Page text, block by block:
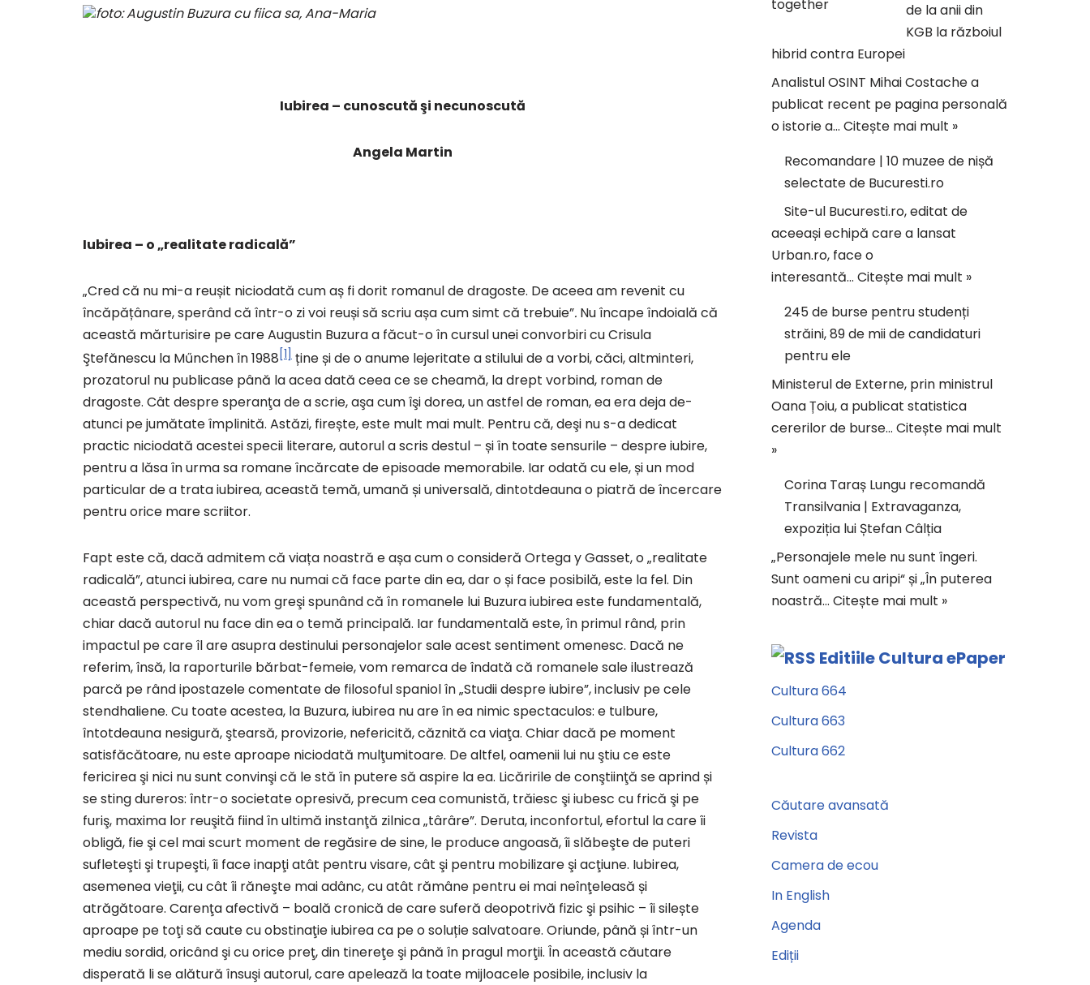
foto: Augustin Buzura cu fiica sa, Ana-Maria
Iubirea – cunoscută şi necunoscută
Angela Martin
Iubirea – o „realitate radicală”
„Cred că nu mi-a reușit niciodată cum aș fi dorit romanul de dragoste. De aceea am revenit cu
încăpățânare, sperând că într-o zi voi reuși să scriu așa cum simt că trebuie”. Nu încape îndoială că
această mărturisire pe care Augustin Buzura a făcut-o în cursul unei convorbiri cu Crisula
Ştefănescu la Műnchen în 1988 [1] ține și de o anume lejeritate a stilului de a vorbi, căci, altminteri,
prozatorul nu publicase până la acea dată ceea ce se cheamă, la drept vorbind, roman de
dragoste. Cât despre speranţa de a scrie, aşa cum îşi dorea, un astfel de roman, ea era deja de-
atunci pe jumătate împlinită. Astăzi, firește, este mult mai mult. Pentru că, deşi nu s-a dedicat
practic niciodată acestei specii literare, autorul a scris destul – și în toate sensurile – despre iubire,
pentru a lăsa în urma sa romane încărcate de episoade memorabile. Iar odată cu ele, și un mod
particular de a trata iubirea, această temă, umană și universală, dintotdeauna o piatră de încercare
pentru orice mare scriitor.
Fapt este că, dacă admitem că viața noastră e așa cum o consideră Ortega y Gasset, o „realitate
radicală”, atunci iubirea, care nu numai că face parte din ea, dar o și face posibilă, este la fel. Din
această perspectivă, nu vom greşi spunând că în romanele lui Buzura iubirea este fundamentală,
chiar dacă autorul nu face din ea o temă principală. Iar fundamentală este, în primul rând, prin
impactul pe care îl are asupra destinului personajelor sale acest sentiment omenesc. Dacă ne
referim, însă, la raporturile bărbat-femeie, vom remarca de îndată că romanele sale ilustrează
parcă pe rând ipostazele comentate de filosoful spaniol în „Studii despre iubire”, inclusiv pe cele
stendhaliene. Cu toate acestea, la Buzura, iubirea nu are în ea nimic spectaculos: e tulbure,
întotdeauna nesigură, ştearsă, provizorie, nefericită, căznită ca viaţa. Chiar dacă pe moment
satisfăcătoare, nu este aproape niciodată mulţumitoare. De altfel, oamenii lui nu ştiu ce este
fericirea şi nici nu sunt convinşi că le stă în putere să aspire la ea. Licăririle de conştiinţă se aprind și
se sting dureros: într-o societate opresivă, precum cea comunistă, trăiesc şi iubesc cu frică şi pe
furiş, maxima lor reuşită fiind în ultimă instanţă zilnica „târâre”. Deruta, inconfortul, efortul la care îi
obligă, fie şi cel mai scurt moment de regăsire de sine, le produce angoasă, îi slăbeşte de puteri
sufleteşti şi trupeşti, îi face inapţi atât pentru visare, cât şi pentru mobilizare şi acţiune. Iubirea,
asemenea vieţii, cu cât îi răneşte mai adânc, cu atât rămâne pentru ei mai neînţeleasă și
atrăgătoare. Carenţa afectivă – boală cronică de care suferă deopotrivă fizic şi psihic – îi silește
aproape pe toţi să caute cu obstinaţie iubirea ca pe o soluție salvatoare. Oriunde, până și într-un
mediu sordid, oricând şi cu orice preţ, din tinereţe şi până în pragul morţii. În această căutare
disperată li se alătură însuşi autorul, care apelează la toate mijloacele posibile, inclusiv la
de la anii din
KGB la războiul
hibrid contra Europei
Analistul OSINT Mihai Costache a
publicat recent pe pagina personală
o istorie a… Citește mai mult »
Recomandare | 10 muzee de nișă
selectate de Bucuresti.ro
Site-ul Bucuresti.ro, editat de
aceeași echipă care a lansat
Urban.ro, face o
interesantă… Citește mai mult »
245 de burse pentru studenți
străini, 89 de mii de candidaturi
pentru ele
Ministerul de Externe, prin ministrul
Oana Țoiu, a publicat statistica
cererilor de burse… Citește mai mult
»
Corina Taraș Lungu recomandă
Transilvania | Extravaganza,
expoziția lui Ștefan Câlția
„Personajele mele nu sunt îngeri.
Sunt oameni cu aripi“ și „În puterea
noastră… Citește mai mult »
Editiile Cultura ePaper
Cultura 664
Cultura 663
Cultura 662
Căutare avansată
Revista
Camera de ecou
In English
Agenda
Ediții